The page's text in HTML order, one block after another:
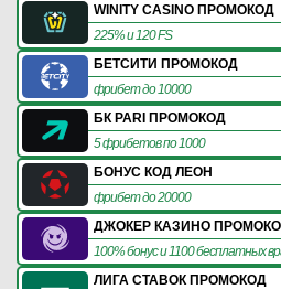
WINITY CASINO ПРОМОКОД
225% и 120 FS
БЕТСИТИ ПРОМОКОД
фрибет до 10000
БК PARI ПРОМОКОД
5 фрибетов по 1000
БОНУС КОД ЛЕОН
фрибет до 20000
ДЖОКЕР КАЗИНО
100% бонус и 1100 бесплатных
ЛИГА СТАВОК ПРОМОКОД